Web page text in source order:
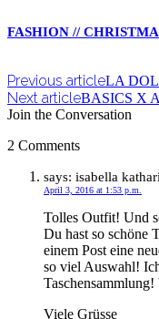
FASHION //
Previous articleLA
Next articleBASICS X
Join the Conversation
2 Comments
says: isabella
April 3, 2016 at 1:53 p.m.
Tolles Outfit! Und
Du hast so schöne
einem Post eine
so viel Auswahl!
Viele Grüsse